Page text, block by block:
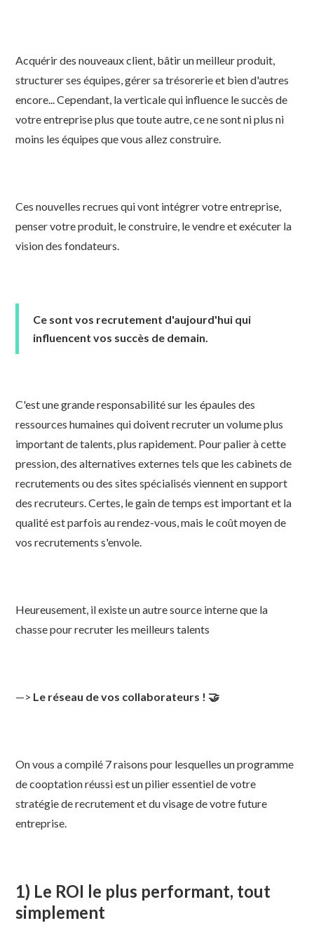
Acquérir des nouveaux client, bâtir un meilleur produit,
structurer ses équipes, gérer sa trésorerie et bien d'autres
encore... Cependant, la verticale qui influence le succès de
votre entreprise plus que toute autre, ce ne sont ni plus ni
moins les équipes que vous allez construire.
Ces nouvelles recrues qui vont intégrer votre entreprise,
penser votre produit, le construire, le vendre et exécuter la
vision des fondateurs.
Ce sont vos recrutement d'aujourd'hui qui
influencent vos succès de demain.
C'est une grande responsabilité sur les épaules des
ressources humaines qui doivent recruter un volume plus
important de talents, plus rapidement. Pour palier à cette
pression, des alternatives externes tels que les cabinets de
recrutements ou des sites spécialisés viennent en support
des recruteurs. Certes, le gain de temps est important et la
qualité est parfois au rendez-vous, mais le coût moyen de
vos recrutements s'envole.
Heureusement, il existe un autre source interne que la
chasse pour recruter les meilleurs talents
—> Le réseau de vos collaborateurs ! 🤝
On vous a compilé 7 raisons pour lesquelles un programme
de cooptation réussi est un pilier essentiel de votre
stratégie de recrutement et du visage de votre future
entreprise.
1) Le ROI le plus performant, tout
simplement